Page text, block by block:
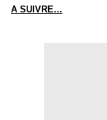
A SUIVRE…